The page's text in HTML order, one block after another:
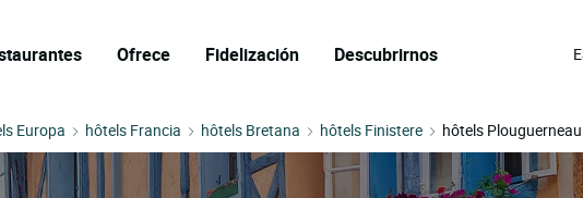
Ofrece Fidelización Descubrirnos
Europa hôtels Francia hôtels Bretana hôtels Finistere hôtels Plouguerneau